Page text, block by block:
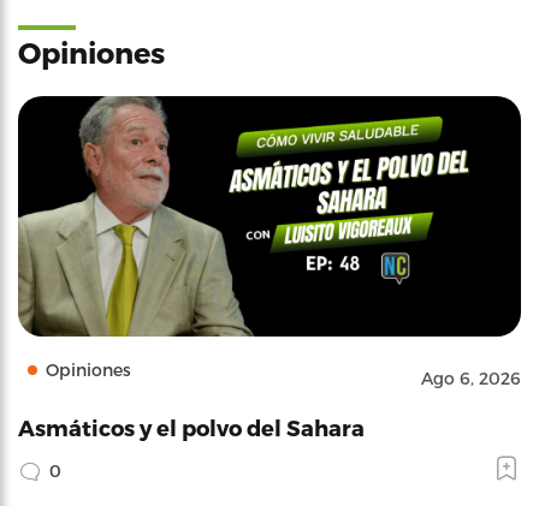
Opiniones
Opiniones Ago 6, 2026
Asmáticos y el polvo del Sahara
0